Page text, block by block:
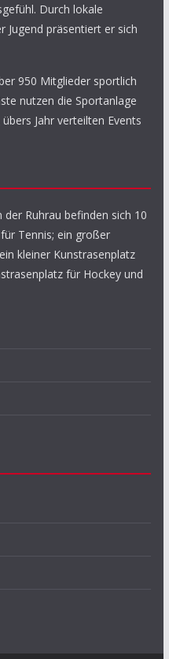
Durch lokale
Jugend präsentiert er sich
950 Mitglieder sportlich
nutzen die Sportanlage
Jahr verteilten Events
Ruhrau befinden sich 10
Tennis; ein großer
kleiner Kunstrasenplatz
für Hockey und